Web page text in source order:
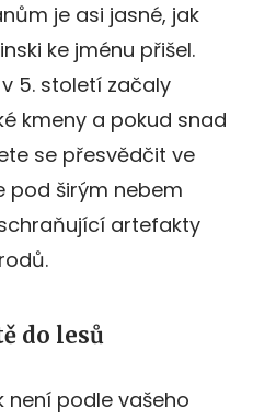
je asi jasné, jak
ke jménu přišel.
5. století začaly
kmeny a pokud snad
se přesvědčit ve
pod širým nebem
artefakty
do lesů
není podle vašeho